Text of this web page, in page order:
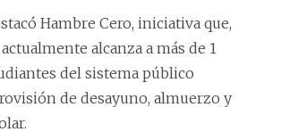
Hambre Cero, iniciativa que,
alcanza a más de 1
del sistema público
de desayuno, almuerzo y